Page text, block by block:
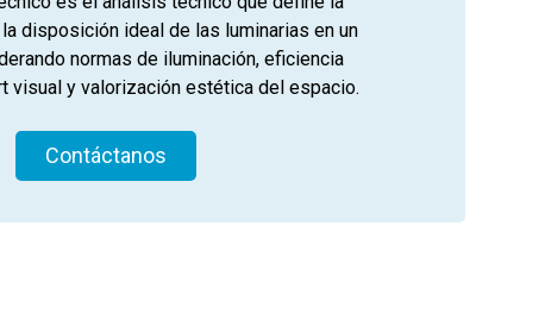
disposición ideal de las luminarias en un
normas de iluminación, eficiencia
visual y valorización estética del espacio.
Contáctanos